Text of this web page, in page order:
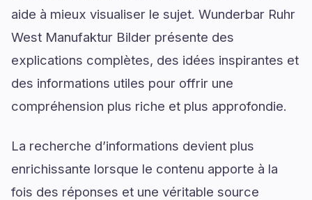
aide à mieux visualiser le sujet. Wunderbar Ruhr
West Manufaktur Bilder présente des
explications complètes, des idées inspirantes et
des informations utiles pour offrir une
compréhension plus riche et plus approfondie.
La recherche d’informations devient plus
enrichissante lorsque le contenu apporte à la
fois des réponses et une véritable source